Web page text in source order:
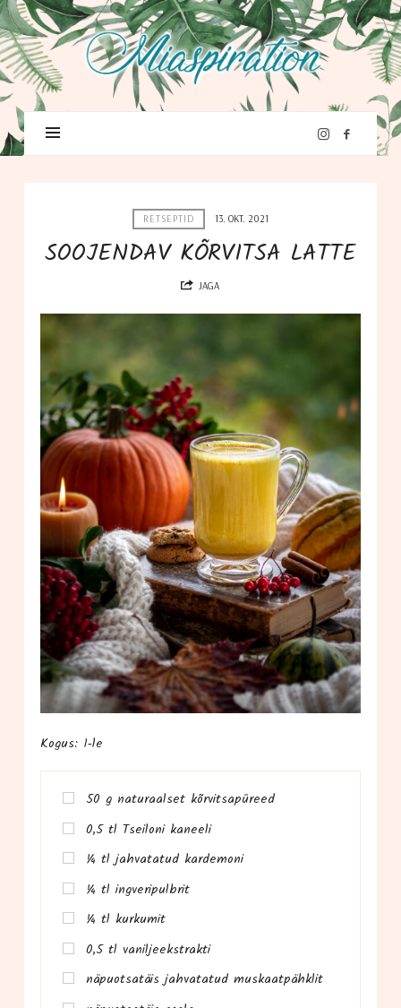
RETSEPTID 13. OKT. 2021
SOOJENDAV KÕRVITSA LATTE
JAGA
Kogus: 1‑le
50 g natu­raal­set kõrvitsapüreed
0,5 tl Tsei­lo­ni kaneeli
¼ tl jah­va­ta­tud kardemoni
¼ tl ingveripulbrit
¼ tl kurkumit
0,5 tl vaniljeekstrakti
näpu­ot­sa­täis jah­va­ta­tud muskaatpähklit